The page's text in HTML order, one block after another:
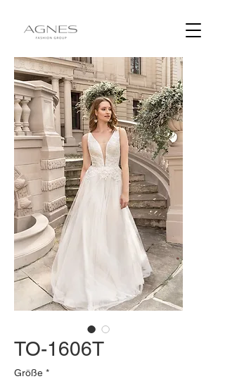
TO-1606T
Größe *